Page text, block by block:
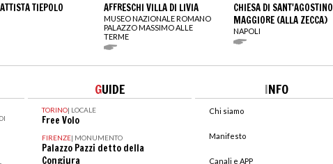
TIEPOLO AFFRESCHI VILLA DI LIVIA
MUSEO NAZIONALE ROMANO
PALAZZO MASSIMO ALLE
TERME
CHIESA DI SANT'AGOSTINO
MAGGIORE (ALLA ZECCA)
NAPOLI
GUIDE
TORINO| LOCALE
Free Volo
FIRENZE| MONUMENTO
Palazzo Pazzi detto della
Congiura
INFO
Chi siamo
Manifesto
Canali e APP